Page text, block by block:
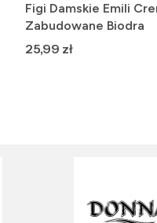
Figi Damskie Emili
Zabudowane Biodra
Cena
25,99 zł